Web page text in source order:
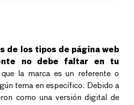
de los tipos de página web
no debe faltar en tu
la marca es un referente o
tema en específico. Debido a
como una versión digital de